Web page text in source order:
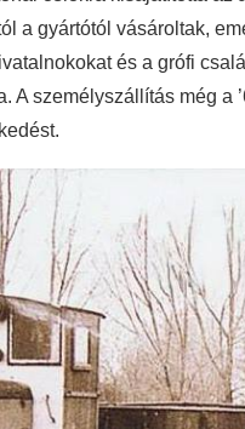
a gyártótól vásároltak,
és a grófi
A személyszállítás még a